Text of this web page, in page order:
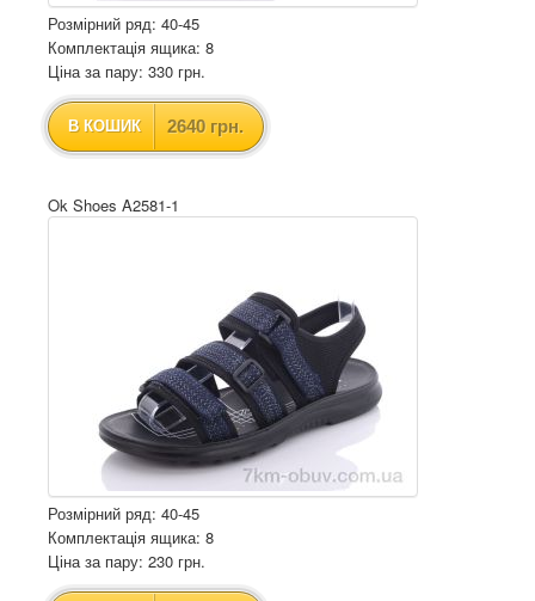
Розмірний ряд: 40-45
Комплектація ящика: 8
Ціна за пару: 330 грн.
В КОШИК 2640 грн.
Ok Shoes A2581-1
Розмірний ряд: 40-45
Комплектація ящика: 8
Ціна за пару: 230 грн.